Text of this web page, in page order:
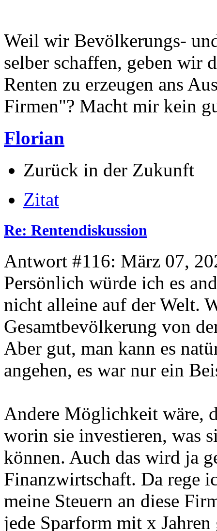
Weil wir Bevölkerungs-
selber schaffen, geben wir
Renten zu erzeugen ans
Firmen"? Macht mir kein
Florian
Zurück in der Zukunft
Zitat
Re: Rentendiskussion
Antwort #116: März 07,
Persönlich würde ich es
nicht alleine auf der Welt.
Gesamtbevölkerung von
Aber gut, man kann es
angehen, es war nur ein
Andere Möglichkeit wäre,
worin sie investieren, was
können. Auch das wird ja
Finanzwirtschaft. Da rege
meine Steuern an diese
jede Sparform mit x